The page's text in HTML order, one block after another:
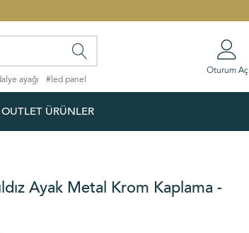
ayağı #led panel
Oturum Aç
OUTLET ÜRÜNLER
Ayak Metal Krom Kaplama -